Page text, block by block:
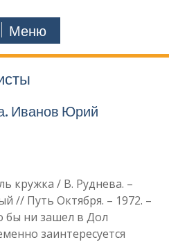
Меню
Иванов Юрий
кружка / В. Руднева. –
// Путь Октября. – 1972. –
бы ни зашел в Дол
заинтересуется